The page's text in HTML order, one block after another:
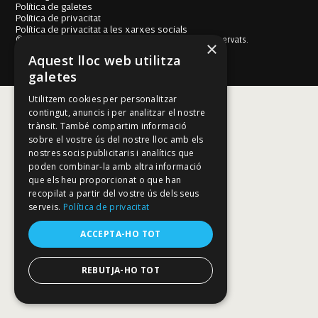
Política de galetes
Política de privacitat
Política de privacitat a les xarxes socials
© Fundació Mallorca Literària 2026. Tots els drets reservats.
Disseny i desenvolupament web BESTALDE STUDIO
×
Aquest lloc web utilitza
galetes
Utilitzem cookies per personalitzar
contingut, anuncis i per analitzar el nostre
trànsit. També compartim informació
sobre el vostre ús del nostre lloc amb els
nostres socis publicitaris i analítics que
poden combinar-la amb altra informació
que els heu proporcionat o que han
recopilat a partir del vostre ús dels seus
serveis. Política de privacitat
ACCEPTA-HO TOT
REBUTJA-HO TOT